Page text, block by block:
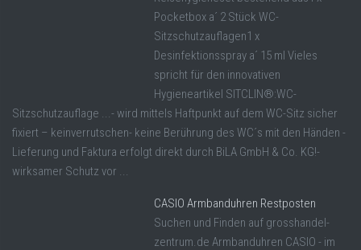
Pocketbox a´ 2 Stück WC-
Sitzschutzauflagen1 x
Desinfektionsspray a´ 15 ml Vieles
spricht für den innovativen
Hygieneartikel SITCLIN®:WC-
Sitzschutzauflage ...- wird mittels Haftpunkt auf dem WC-Sitz sicher
fixiert – keinverrutschen- keine Berührung des WC´s mit den Händen -
Lieferung und Faktura erfolgt direkt durch BiLA GmbH & Co. KG!-
wirksamer Schutz vor ...
CASIO Armbanduhren Restposten
Suchen und Finden auf grosshandel-
zentrum.de Armbanduhren CASIO - im